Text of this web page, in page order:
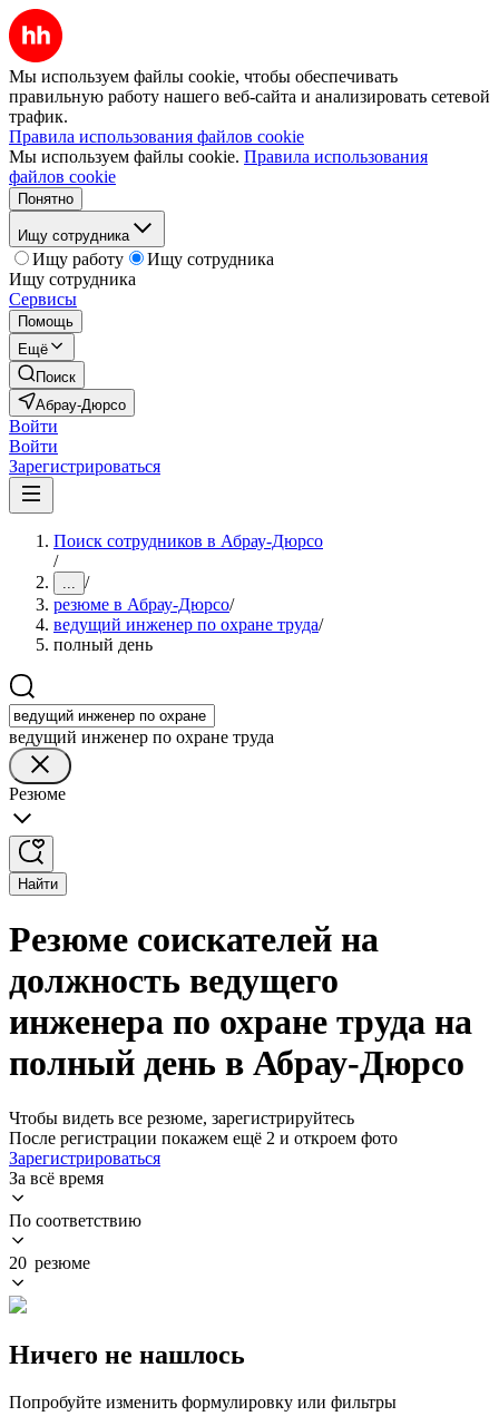
Мы используем файлы cookie, чтобы обеспечивать
правильную работу нашего веб-сайта и анализировать сетевой
трафик.
Правила использования файлов cookie
Мы используем файлы cookie. Правила использования
файлов cookie
Понятно
Ищу сотрудника
Ищу работу
Ищу сотрудника
Ищу сотрудника
Сервисы
Помощь
Ещё
Поиск
Абрау-Дюрсо
Войти
Войти
Зарегистрироваться
Поиск сотрудников в Абрау-Дюрсо
/
... /
резюме в Абрау-Дюрсо/
ведущий инженер по охране труда/
полный день
ведущий инженер по охране труда
Резюме
Найти
Резюме соискателей на
должность ведущего
инженера по охране труда на
полный день в Абрау-Дюрсо
Чтобы видеть все резюме, зарегистрируйтесь
После регистрации покажем ещё 2 и откроем фото
Зарегистрироваться
За всё время
По соответствию
20 резюме
Ничего не нашлось
Попробуйте изменить формулировку или фильтры